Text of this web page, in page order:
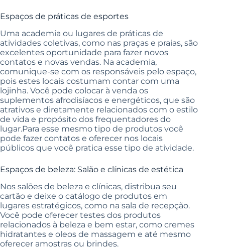
Espaços de práticas de esportes
Uma academia ou lugares de práticas de
atividades coletivas, como nas praças e praias, são
excelentes oportunidade para fazer novos
contatos e novas vendas. Na academia,
comunique-se com os responsáveis pelo espaço,
pois estes locais costumam contar com uma
lojinha. Você pode colocar à venda os
suplementos afrodisíacos e energéticos, que são
atrativos e diretamente relacionados com o estilo
de vida e propósito dos frequentadores do
lugar.Para esse mesmo tipo de produtos você
pode fazer contatos e oferecer nos locais
públicos que você pratica esse tipo de atividade.
Espaços de beleza: Salão e clínicas de estética
Nos salões de beleza e clínicas, distribua seu
cartão e deixe o catálogo de produtos em
lugares estratégicos, como na sala de recepção.
Você pode oferecer testes dos produtos
relacionados à beleza e bem estar, como cremes
hidratantes e oleos de massagem e até mesmo
oferecer amostras ou brindes.